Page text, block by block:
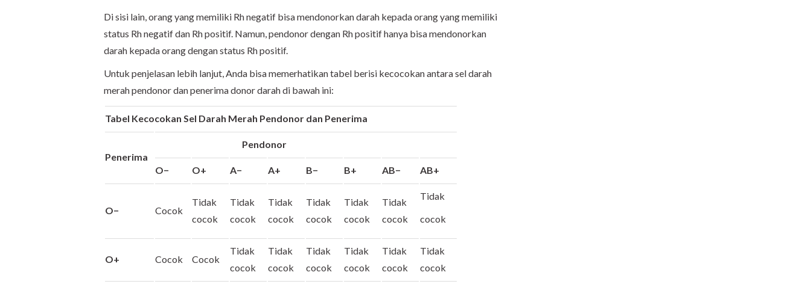
Di sisi lain, orang yang memiliki Rh negatif bisa mendonorkan darah kepada orang yang memiliki
status Rh negatif dan Rh positif. Namun, pendonor dengan Rh positif hanya bisa mendonorkan
darah kepada orang dengan status Rh positif.
Untuk penjelasan lebih lanjut, Anda bisa memerhatikan tabel berisi kecocokan antara sel darah
merah pendonor dan penerima donor darah di bawah ini:
Tabel Kecocokan Sel Darah Merah Pendonor dan Penerima
Penerima
Pendonor
O− O+ A− A+ B− B+ AB− AB+
O− Cocok
Tidak
cocok
Tidak
cocok
Tidak
cocok
Tidak
cocok
Tidak
cocok
Tidak
cocok
Tidak
cocok
O+ Cocok Cocok
Tidak
cocok
Tidak
cocok
Tidak
cocok
Tidak
cocok
Tidak
cocok
Tidak
cocok